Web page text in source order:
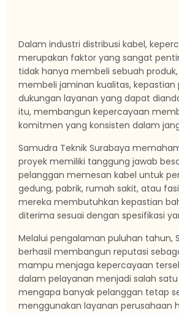
Dalam industri distribusi kabel,
merupakan faktor yang sangat
tidak hanya membeli sebuah
membeli jaminan kualitas, kepastian
dukungan layanan yang dapat
itu, membangun kepercayaan
komitmen yang konsisten dalam
Samudra Teknik Surabaya
proyek memiliki tanggung jawab
pelanggan memesan kabel untuk
gedung, pabrik, rumah sakit, atau
mereka membutuhkan kepastian
diterima sesuai dengan spesifikasi
Melalui pengalaman puluhan tahun,
berhasil membangun reputasi
mampu menjaga kepercayaan
dalam pelayanan menjadi salah
mengapa banyak pelanggan tetap
menggunakan layanan perusahaan